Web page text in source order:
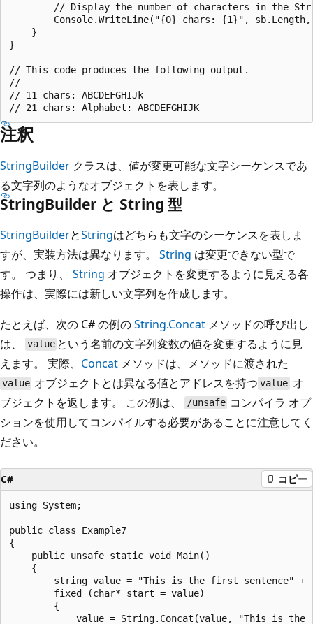
// Display the number of characters in the
Console.WriteLine("{0} chars: {1}",
    }
}
// This code produces the following output.
//
// 11 chars: ABCDEFGHIJk
注釈
StringBuilder クラスは、値が変更可能な文字シーケンスであ
る文字列のようなオブジェクトを表します。
StringBuilder と String 型
StringBuilderとStringはどちらも文字のシーケンスを表しま
すが、実装方法は異なります。 String は変更できない型で
す。 つまり、 String オブジェクトを変更するように見える各
操作は、実際には新しい文字列を作成します。
たとえば、次の C# の例のString.Concat メソッドの呼び出し
は、
value という名前の文字列変数の値を変更するように見
えます。 実際、 Concat メソッドは、メソッドに渡された
value オブジェクトとは異なる値とアドレスを持つvalueオ
ブジェクトを返します。 この例は、
/unsafe コンパイラ オプ
ションを使用してコンパイルする必要があることに注意してく
ださい。
C# コピー
using System;
public class Example7
{
    public unsafe static void Main()
    {
string value = "This is the first sentence" +
        fixed (char* start = value)
        {
value = String.Concat(value, "This is the